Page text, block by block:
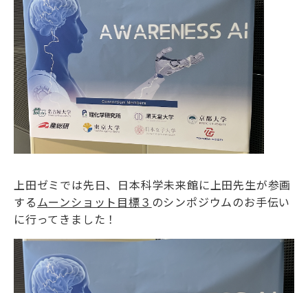
上田ゼミでは先日、日本科学未来館に上田先生が参画
するムーンショット目標３ のシンポジウムのお手伝い
に行ってきました！